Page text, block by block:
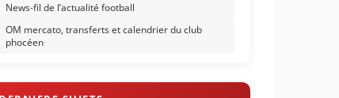
News-fil de l’actualité football
OM mercato, transferts et calendrier du club
phocéen